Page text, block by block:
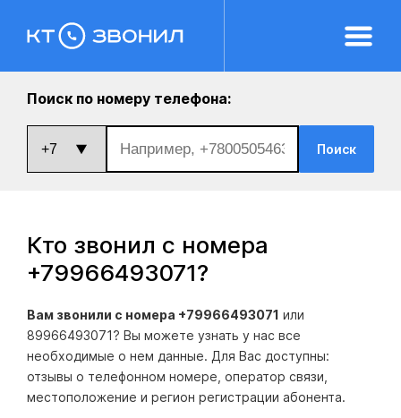
Поиск по номеру телефона:
Поиск
Кто звонил с номера
+79966493071?
Вам звонили с номера +79966493071 или
89966493071? Вы можете узнать у нас все
необходимые о нем данные. Для Вас доступны:
отзывы о телефонном номере, оператор связи,
местоположение и регион регистрации абонента.